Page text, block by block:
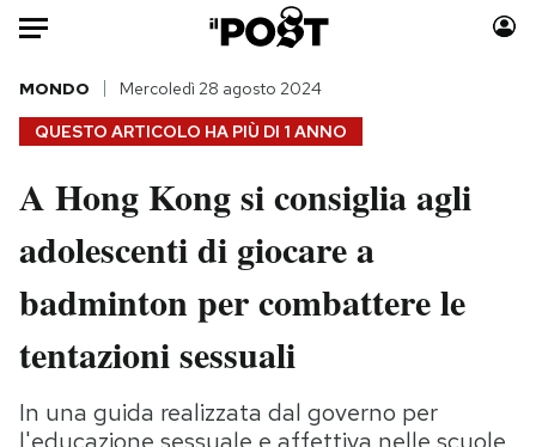
Auto
HOME
Italia
Politica
Tecnologia
Scienza
Cultura
Economia
Moda
Consumismi
Storie/Idee
Europa
Altrecose
QUESTO ARTICOLO HA PIÙ DI 1 ANNO
MONDO Mercoledì 28 agosto 2024
A Hong Kong si consiglia agli
adolescenti di giocare a
badminton per combattere le
tentazioni sessuali
In una guida realizzata dal governo per